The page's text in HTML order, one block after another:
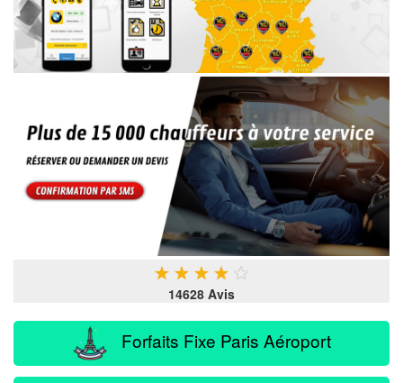
★ ★ ★ ★ ★
14628 Avis
Forfaits Fixe Paris Aéroport